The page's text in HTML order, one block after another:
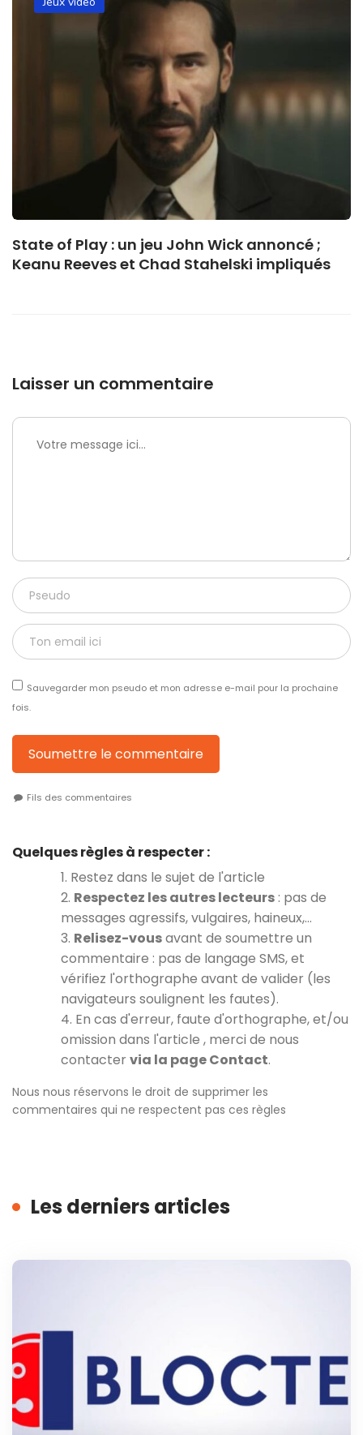
State of Play : un jeu John Wick annoncé ;
Keanu Reeves et Chad Stahelski impliqués
Laisser un commentaire
Sauvegarder mon pseudo et mon adresse e-mail pour la prochaine
fois.
Soumettre le commentaire
Fils des commentaires
Quelques règles à respecter :
1. Restez dans le sujet de l'article
2. Respectez les autres lecteurs : pas de
messages agressifs, vulgaires, haineux,…
3. Relisez-vousavant de soumettre un
commentaire : pas de langage SMS, et
vérifiez l'orthographe avant de valider (les
navigateurs soulignent les fautes).
4. En cas d'erreur, faute d'orthographe, et/ou
omission dans l'article , merci de nous
contacter via la page Contact.
Nous nous réservons le droit de supprimer les
commentaires qui ne respectent pas ces règles
Les derniers articles